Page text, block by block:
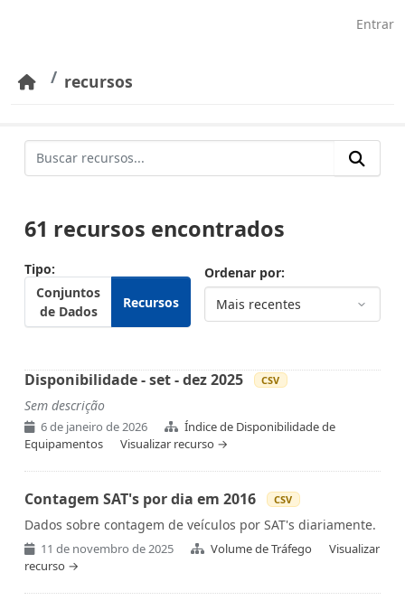
Entrar
recursos
61 recursos encontrados
Tipo
Conjuntos
de Dados
Recursos
Ordenar por
Disponibilidade - set - dez 2025 CSV
Sem descrição
6 de janeiro de 2026
Índice de Disponibilidade de
Equipamentos
Visualizar recurso →
Contagem SAT's por dia em 2016 CSV
Dados sobre contagem de veículos por SAT's diariamente.
11 de novembro de 2025 Volume de Tráfego
Visualizar
recurso →